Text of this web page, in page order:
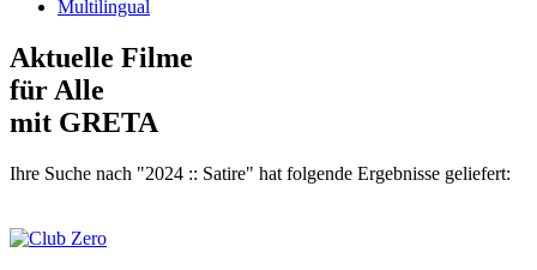
Multilingual
Aktuelle Filme
für Alle
mit GRETA
Ihre Suche nach "2024 :: Satire" hat folgende Ergebnisse geliefert: